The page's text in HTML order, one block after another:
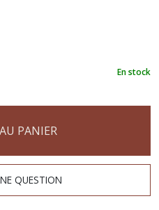
En stock
PANIER
QUESTION